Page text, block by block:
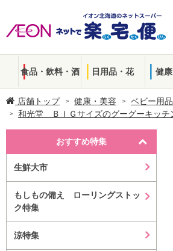
食品・飲料・酒 日用品・花 健
店舗トップ 健康・美容 ベビー用品
和光堂 ＢＩＧサイズのグーグーキッ
おすすめ特集
生鮮大市
もしもの備え ローリングストッ
ク特集
涼特集